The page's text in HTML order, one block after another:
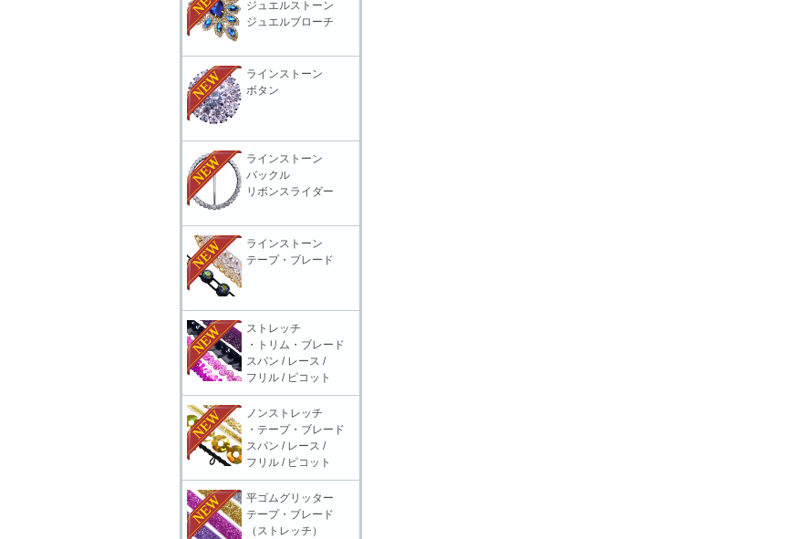
ジュエルストーン
ジュエルブローチ
ラインストーン
ボタン
ラインストーン
バックル
リボンスライダー
ラインストーン
テープ・ブレード
ストレッチ
・トリム・ブレード
スパン / レース /
フリル / ピコット
ノンストレッチ
・テープ・ブレード
スパン / レース /
フリル / ピコット
平ゴムグリッター
テープ・ブレード
（ストレッチ）